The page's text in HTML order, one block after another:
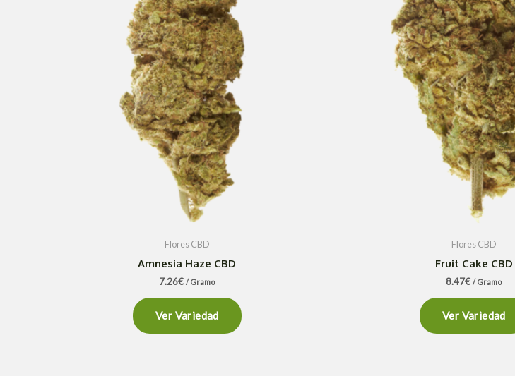
Flores CBD
Amnesia Haze CBD
7.26€ / Gramo
Ver Variedad
Flores CBD
Fruit Cake CBD
8.47€ / Gramo
Ver Variedad